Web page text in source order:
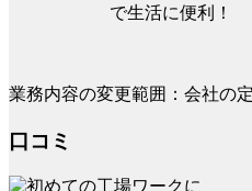
で生活に便利！
業務内容の変更範囲：会社の
口コミ